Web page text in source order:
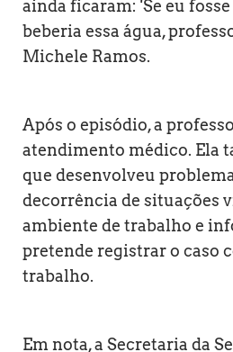
ainda ficaram: 'Se eu fosse
beberia essa água,
Michele Ramos.
Após o episódio, a
atendimento médico. Ela
que desenvolveu
decorrência de situações
ambiente de trabalho e
pretende registrar o caso
trabalho.
Em nota, a Secretaria da